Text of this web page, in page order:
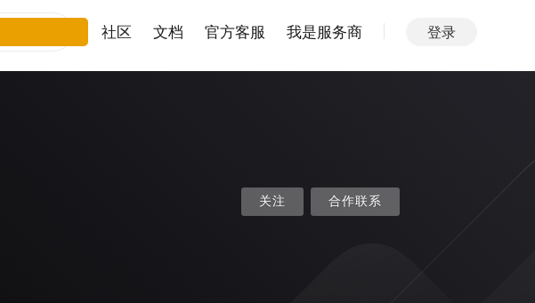
社区 文档 官方客服 我是服务商 登录
关注 合作联系